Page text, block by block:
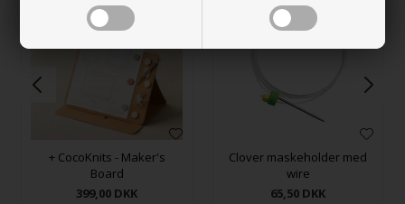
+ CocoKnits - Maker's
Board
399,00 DKK
Clover maskeholder med
wire
65,50 DKK